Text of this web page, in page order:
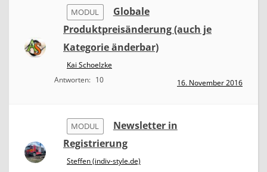
MODUL
Globale
Produktpreisänderung (auch je
Kategorie änderbar)
Kai Schoelzke
Antworten: 10 16. November 2016
MODUL
Newsletter in
Registrierung
Steffen (indiv-style.de)